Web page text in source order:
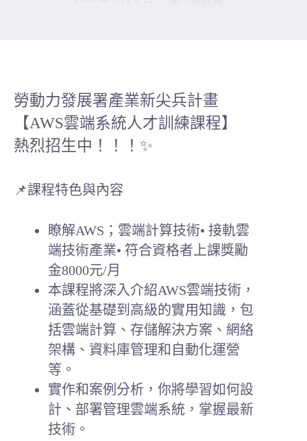
勞動力發展署產業新尖兵計畫
【AWS雲端系統人才訓練課程】
熱烈招生中！！！✨
📌課程特色與內容
瞭解AWS；雲端計算技術• 接軌雲
端技術產業• 符合資格者上課獎勵
金8000元/月
本課程將深入介紹AWS雲端技術，
涵蓋從基礎到高級的實用知識，包
括雲端計算、存儲解決方案、網絡
架構、資料庫管理和自動化運營
等。
實作和案例分析，你將學習如何設
計、部署管理雲端系統，掌握最新
技術。